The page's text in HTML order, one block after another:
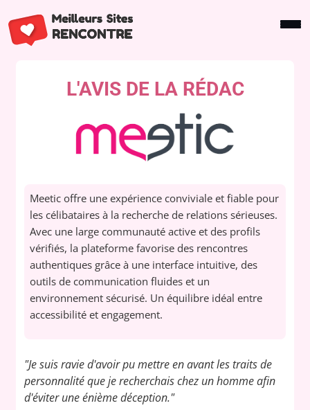
L'AVIS DE LA RÉDAC
Meetic offre une expérience conviviale et fiable pour
les célibataires à la recherche de relations sérieuses.
Avec une large communauté active et des profils
vérifiés, la plateforme favorise des rencontres
authentiques grâce à une interface intuitive, des
outils de communication fluides et un
environnement sécurisé. Un équilibre idéal entre
accessibilité et engagement.
"Je suis ravie d'avoir pu mettre en avant les traits de
personnalité que je recherchais chez un homme afin
d'éviter une énième déception."